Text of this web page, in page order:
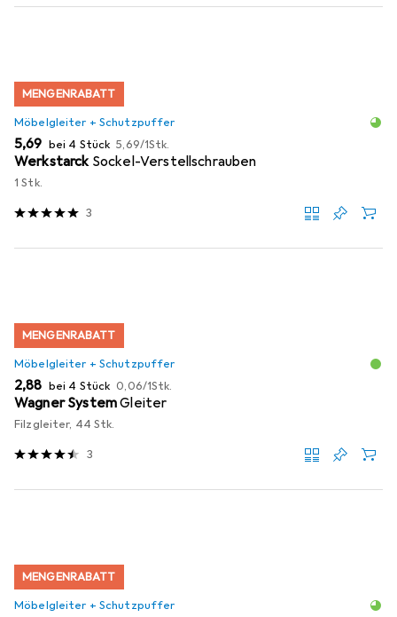
MENGENRABATT
Möbelgleiter + Schutzpuffer
EUR
5,69 bei 4 Stück EUR
5,69/1Stk.
Werkstarck Sockel-Verstellschrauben
1 Stk.
3
MENGENRABATT
Möbelgleiter + Schutzpuffer
EUR
2,88 bei 4 Stück EUR
0,06/1Stk.
Wagner SystemGleiter
Filzgleiter, 44 Stk.
3
MENGENRABATT
Möbelgleiter + Schutzpuffer